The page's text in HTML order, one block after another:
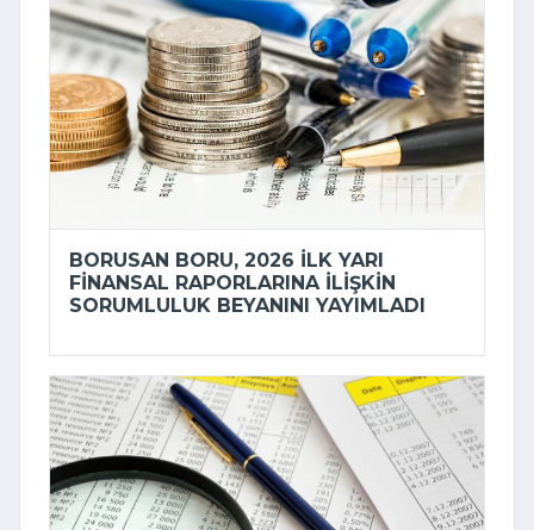
BORUSAN BORU, 2026 ILK YARI
FINANSAL RAPORLARINA ILIŞKIN
SORUMLULUK BEYANINI YAYIMLADI